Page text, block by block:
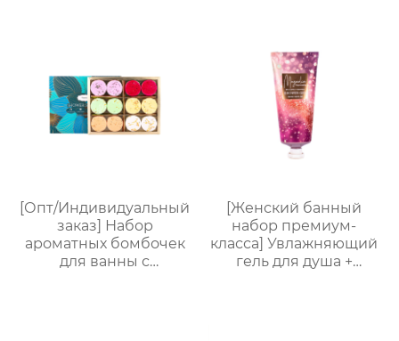
“Рыбий хвост” + пена
для ванны｜ODM под
заказ, прямые
поставки с фабрики
морская соль) | 2-в-1
для купания
младенцев
[Опт/Индивидуальный
заказ] Набор
ароматных бомбочек
для ванны с
[Женский банный
набор премиум-
класса] Увлажняющий
гель для душа +